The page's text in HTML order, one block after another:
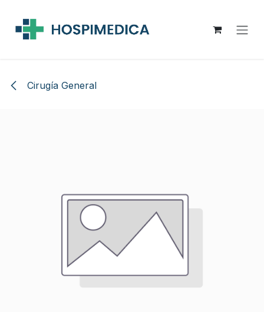
Cirugía General